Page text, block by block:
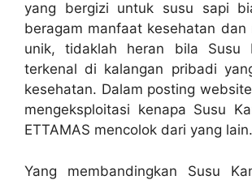
yang bergizi untuk susu sapi
beragam manfaat kesehatan dan
unik, tidaklah heran bila Susu
terkenal di kalangan pribadi
kesehatan. Dalam posting
mengeksploitasi kenapa Susu
ETTAMAS mencolok dari yang lain.
Yang membandingkan Susu